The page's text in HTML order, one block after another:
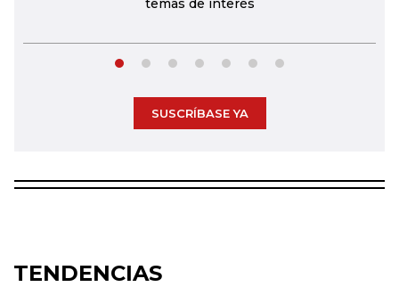
temas de interés
SUSCRÍBASE YA
TENDENCIAS